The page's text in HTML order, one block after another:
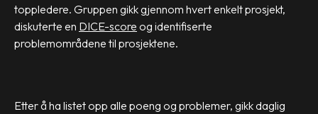
toppledere. Gruppen gikk gjennom hvert enkelt prosjekt,
diskuterte en DICE-score og identifiserte
problemområdene til prosjektene.
Etter å ha listet opp alle poeng og problemer, gikk daglig